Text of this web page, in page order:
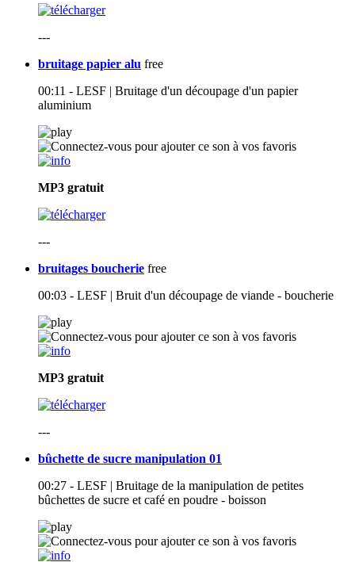
---
bruitage papier alu free
00:11 - LESF | Bruitage d'un découpage d'un papier
aluminium
MP3 gratuit
---
bruitages boucherie free
00:03 - LESF | Bruit d'un découpage de viande - boucherie
MP3 gratuit
---
bûchette de sucre manipulation 01
00:27 - LESF | Bruitage de la manipulation de petites
bûchettes de sucre et café en poudre - boisson